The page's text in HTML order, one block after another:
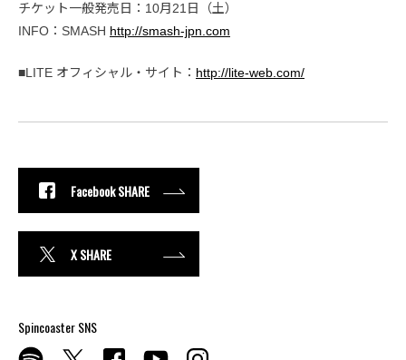
チケット一般発売日：10月21日（土）
INFO：SMASH http://smash-jpn.com
■LITE オフィシャル・サイト： http://lite-web.com/
Facebook SHARE
X SHARE
Spincoaster SNS